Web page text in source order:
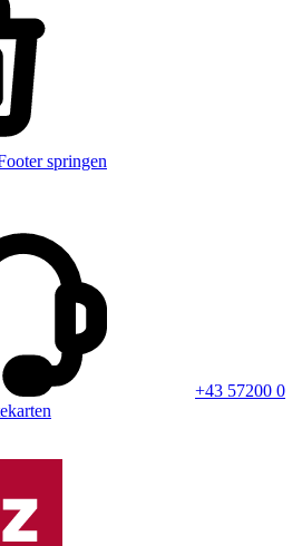
springen
+43 57200 0